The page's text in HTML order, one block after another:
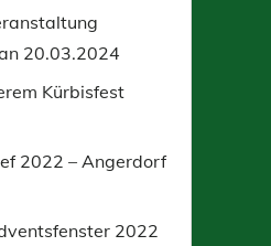
20.03.2024
Kürbisfest
2022 – Angerdorf
2022